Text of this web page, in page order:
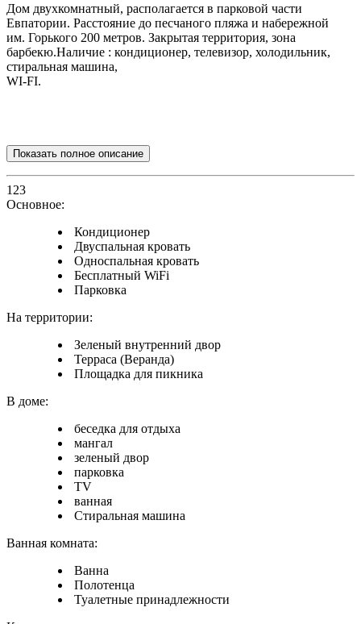
Дом двухкомнатный, располагается в парковой части
Евпатории. Расстояние до песчаного пляжа и набережной
им. Горького 200 метров. Закрытая территория, зона
барбекю.Наличие : кондиционер, телевизор, холодильник,
стиральная машина,
WI-FI.
Показать полное описание
123
Основное:
Кондиционер
Двуспальная кровать
Односпальная кровать
Бесплатный WiFi
Парковка
На территории:
Зеленый внутренний двор
Терраса (Веранда)
Площадка для пикника
В доме:
беседка для отдыха
мангал
зеленый двор
парковка
TV
ванная
Стиральная машина
Ванная комната:
Ванна
Полотенца
Туалетные принадлежности